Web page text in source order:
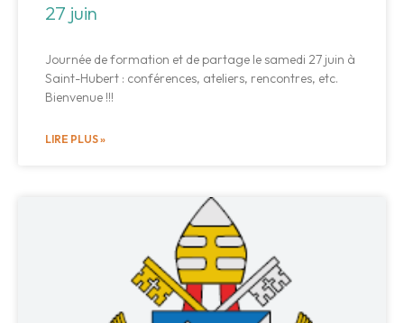
27 juin
Journée de formation et de partage le samedi 27 juin à
Saint-Hubert : conférences, ateliers, rencontres, etc.
Bienvenue !!!
LIRE PLUS »